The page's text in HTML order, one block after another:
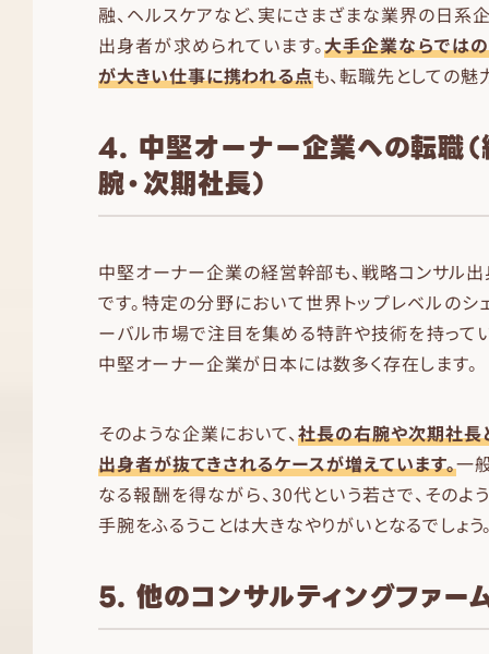
融、ヘルスケアなど、実にさまざまな業界の日系
出身者が求められています。大手企業ならでは
が大きい仕事に携われる点も、転職先としての魅
4. 中堅オーナー企業への転職
腕・次期社長）
中堅オーナー企業の経営幹部も、戦略コンサル
です。特定の分野において世界トップレベルのシ
ーバル市場で注目を集める特許や技術を持って
中堅オーナー企業が日本には数多く存在します。
そのような企業において、社長の右腕や次期社長
出身者が抜てきされるケースが増えています。一
なる報酬を得ながら、30代という若さで、そのよ
手腕をふるうことは大きなやりがいとなるでしょう
5. 他のコンサルティングファー